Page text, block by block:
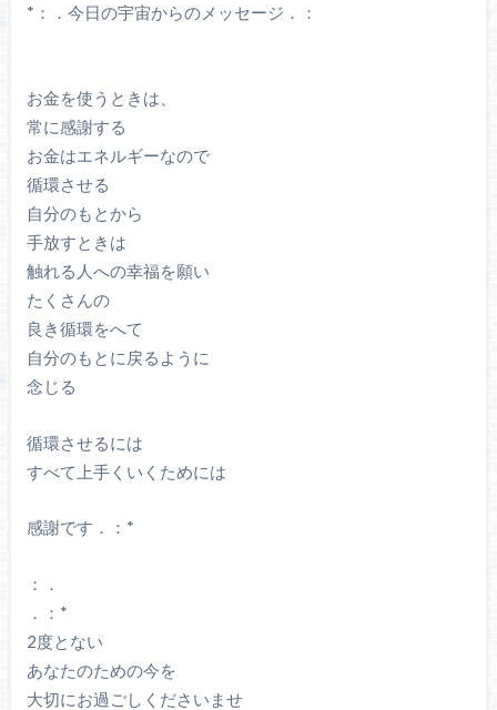
*：．今日の宇宙からのメッセージ．：
お金を使うときは、
常に感謝する
お金はエネルギーなので
循環させる
自分のもとから
手放すときは
触れる人への幸福を願い
たくさんの
良き循環をへて
自分のもとに戻るように
念じる
循環させるには
すべて上手くいくためには
感謝です．：*
：．
．：*
2度とない
あなたのための今を
大切にお過ごしくださいませ